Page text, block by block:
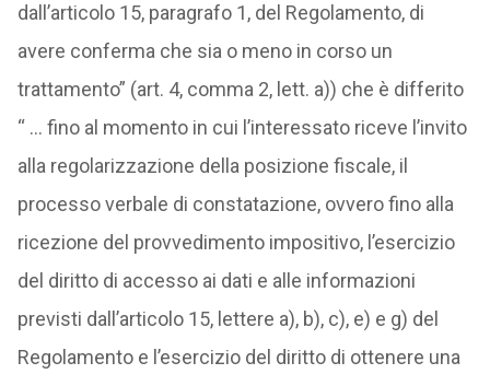
dall’articolo 15, paragrafo 1, del Regolamento, di
avere conferma che sia o meno in corso un
trattamento” (art. 4, comma 2, lett. a)) che è differito
“ … fino al momento in cui l’interessato riceve l’invito
alla regolarizzazione della posizione fiscale, il
processo verbale di constatazione, ovvero fino alla
ricezione del provvedimento impositivo, l’esercizio
del diritto di accesso ai dati e alle informazioni
previsti dall’articolo 15, lettere a), b), c), e) e g) del
Regolamento e l’esercizio del diritto di ottenere una